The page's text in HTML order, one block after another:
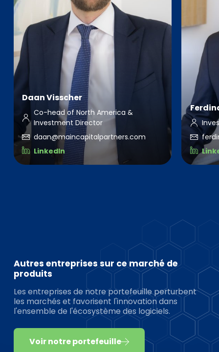
Daan Visscher
Co-head of North America &
Investment Director
daan@maincapitalpartners.com
LinkedIn
Autres entreprises sur ce marché de
produits
Les entreprises de notre portefeuille perturbent
les marchés et favorisent l'innovation dans
l'ensemble de l'écosystème des logiciels.
Voir notre portefeuille